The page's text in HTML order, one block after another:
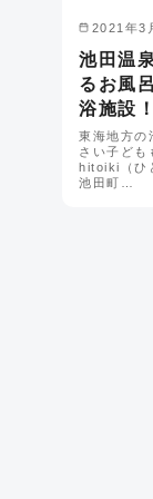
2021年3
池田温
るお風
浴施設！
東海地方の
さい子ども
hitoiki（ひ
池田町…